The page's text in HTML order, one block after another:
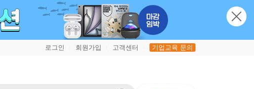
로그인 회원가입 고객센터 기업교육 문의